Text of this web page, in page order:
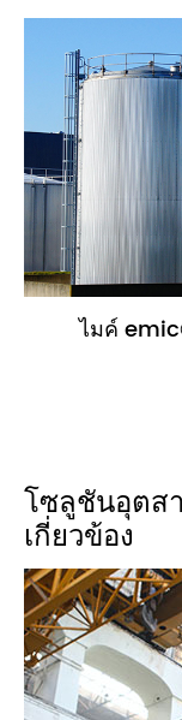
ไมค์
โซลูชันอุต
เกี่ยวข้อง